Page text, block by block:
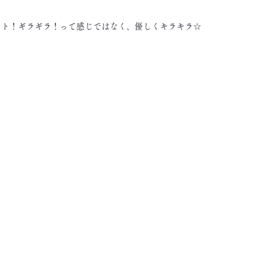
！ギラギラ！って感じではなく、優しくキラキラ☆